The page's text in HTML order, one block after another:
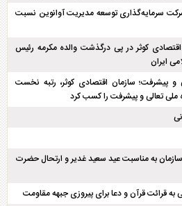
شرکت سرمایه‌گذاری توسعه مدیریت آوانوین نسبت
کوثر در پی درگذشت والده مکرمه رئیس
ایران
و پیشرفت؛ سازمان اقتصادی کوثر، رتبه نخست
تعالی و پیشرفت را کسب کرد
به مناسبت عید سعید غدیر و ارتحال حضرت
به قرائت قرآن و دعا برای پیروزی جبهه مقاومت